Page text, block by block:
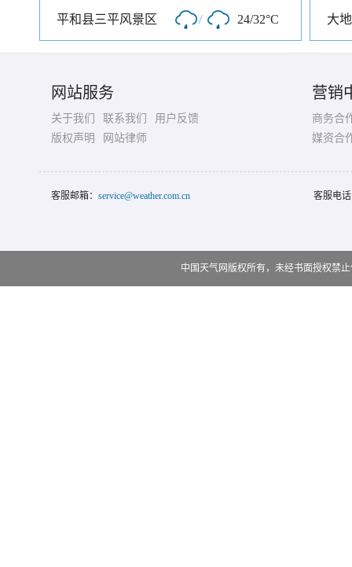
平和县三平风景区 / 24/32°C 大
网站服务
关于我们 联系我们
用户反馈
版权声明
网站律师
营销
商务合
媒资合
客服邮箱： service@weather.com.cn 客服电
中国天气网版权所有，未经书面授权